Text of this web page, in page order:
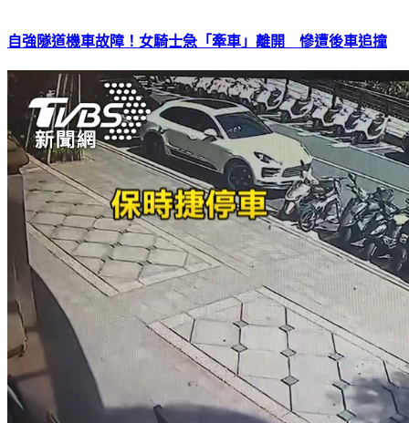
自強隧道機車故障！女騎士急「牽車」離開 慘遭後車追撞